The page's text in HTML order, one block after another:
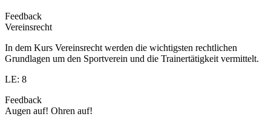
Feedback
Vereinsrecht
In dem Kurs Vereinsrecht werden die wichtigsten rechtlichen
Grundlagen um den Sportverein und die Trainertätigkeit vermittelt.
LE: 8
Feedback
Augen auf! Ohren auf!